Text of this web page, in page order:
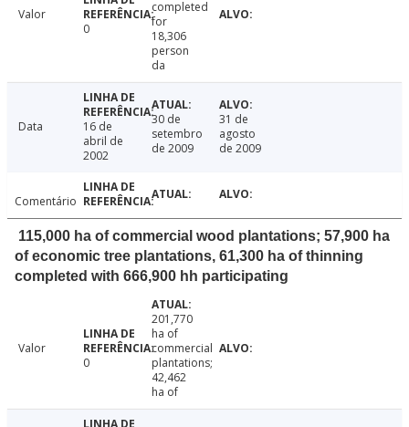
Valor
0
completed
for
18,306
person
da
Data
16 de
abril de
2002
30 de
setembro
de 2009
31 de
agosto
de 2009
Comentário
115,000 ha of commercial wood plantations; 57,900 ha
of economic tree plantations, 61,300 ha of thinning
completed with 666,900 hh participating
Valor
0
201,770
ha of
commercial
plantations;
42,462
ha of